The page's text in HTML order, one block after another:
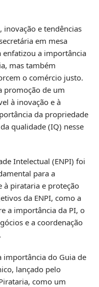
e tendências
em mesa
enfatizou a importância
mas também
o comércio justo.
promoção de um
à inovação e à
da propriedade
qualidade (IQ) nesse
Intelectual (ENPI) foi
para a
à pirataria e proteção
da ENPI, como a
a importância da PI, o
e a coordenação
importância do Guia de
lançado pelo
como um